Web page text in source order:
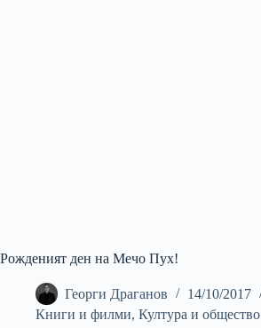
Рожденият ден на Мечо Пух!
Георги Драганов
14/10/2017
Книги и филми, Култура и общество